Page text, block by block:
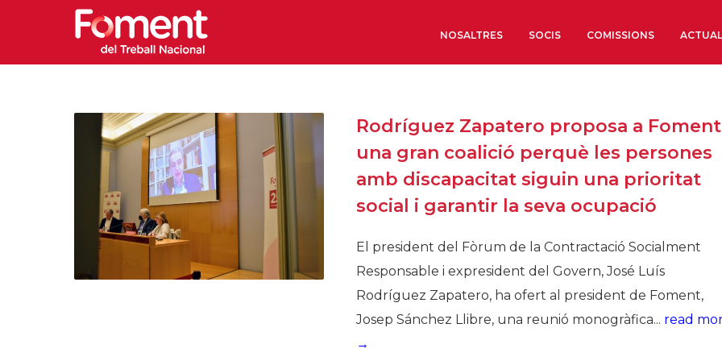
NOSALTRES
Òrgans de Govern
Òrgans Consultius
Estructura Executiva
Institut d’Estudis
Econòmics i Socials
Organitzacions
Organitzacions
SOCIS COMISSIONS
Rodríguez Zapatero proposa a Foment
una gran coalició perquè les persones
amb discapacitat siguin una prioritat
social i garantir la seva ocupació
El president del Fòrum de la Contractació Socialment
Responsable i expresident del Govern, José Luís
Rodríguez Zapatero, ha ofert al president de Foment,
Josep Sánchez Llibre, una reunió monogràfica... read
→